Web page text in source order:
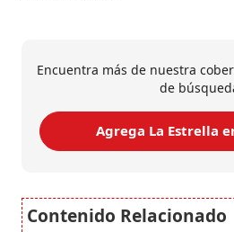
Encuentra más de nuestra
de
Agrega La Estrella